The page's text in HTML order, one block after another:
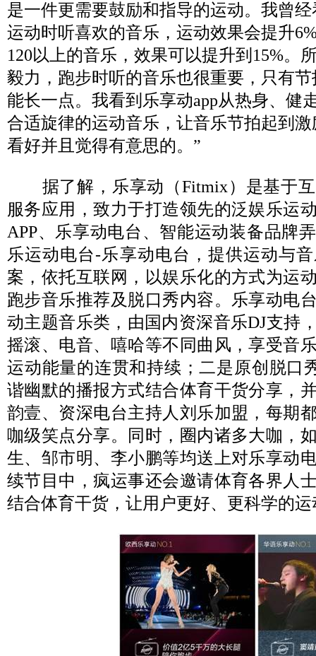
是一件更需要鼓励和指导的运动。我曾
运动时听喜欢的音乐，运动效果会提升
120以上的音乐，效果可以提升到15%。
毅力，跑步时听的音乐也很重要，只有
能长一点。我看到乐享动app从热身、健
合适旋律的运动音乐，让音乐节拍起到
看好并且觉得有意思的。”
据了解，乐享动（Fitmix）是基于互
服务应用，致力于打造领先的泛娱乐运
APP、乐享动电台、智能运动装备品牌
乐运动电台-乐享动电台，提供运动与
案，依托互联网，以娱乐化的方式为运
跑步音乐推荐及脱口秀内容。乐享动电
动主题音乐类，由国内资深音乐DJ支持
摇滚、电音、嘻哈等不同曲风，享受音
运动能量的连贯和持续；二是原创脱口
谐幽默的播报方式结合体育干货分享，
韵壹、资深电台主持人刘乐加盟，每期
咖级笑点分享。同时，圈内诸多大咖，
生、邹市明、李小鹏等均送上对乐享动
续节目中，疯运事还会邀请体育各界人
结合体育干货，让用户更好、更科学的运